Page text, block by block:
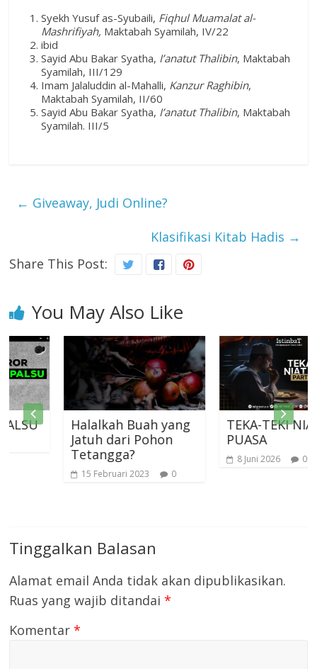
Syekh Yusuf as-Syubaili, Fiqhul Muamalat al-
Mashrifiyah, Maktabah Syamilah, IV/22
ibid
Sayid Abu Bakar Syatha, I’anatut Thalibin, Maktabah
Syamilah, III/129
Imam Jalaluddin al-Mahalli, Kanzur Raghibin,
Maktabah Syamilah, II/60
Sayid Abu Bakar Syatha, I’anatut Thalibin, Maktabah
Syamilah. III/5
← Giveaway, Judi Online?
Klasifikasi Kitab Hadis →
Share This Post:
You May Also Like
Halalkah Buah yang
Jatuh dari Pohon
Tetangga?
15 Februari 2023 0
TEKA-TEKI NIAT
PUASA
8 Juni 2026 0
Tinggalkan Balasan
Alamat email Anda tidak akan dipublikasikan.
Ruas yang wajib ditandai*
Komentar*